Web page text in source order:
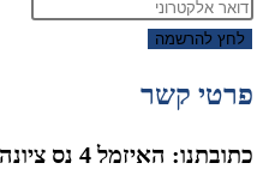
לחץ להרשמה
פרטי קשר
כתובתנו: האיזמל 4 נס ציונה